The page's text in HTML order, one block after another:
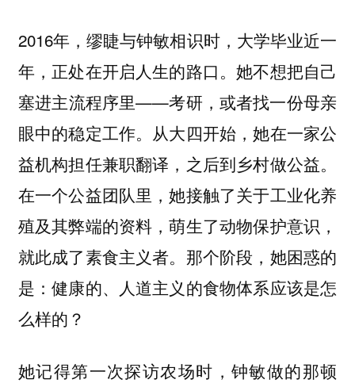
2016年，缪睫与钟敏相识时，大学毕业近一
年，正处在开启人生的路口。她不想把自己
塞进主流程序里——考研，或者找一份母亲
眼中的稳定工作。从大四开始，她在一家公
益机构担任兼职翻译，之后到乡村做公益。
在一个公益团队里，她接触了关于工业化养
殖及其弊端的资料，萌生了动物保护意识，
就此成了素食主义者。那个阶段，她困惑的
是：健康的、人道主义的食物体系应该是怎
么样的？
她记得第一次探访农场时，钟敏做的那顿